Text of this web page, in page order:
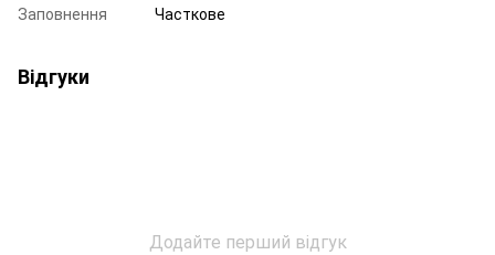
Заповнення
Часткове
Відгуки
Додайте перший відгук